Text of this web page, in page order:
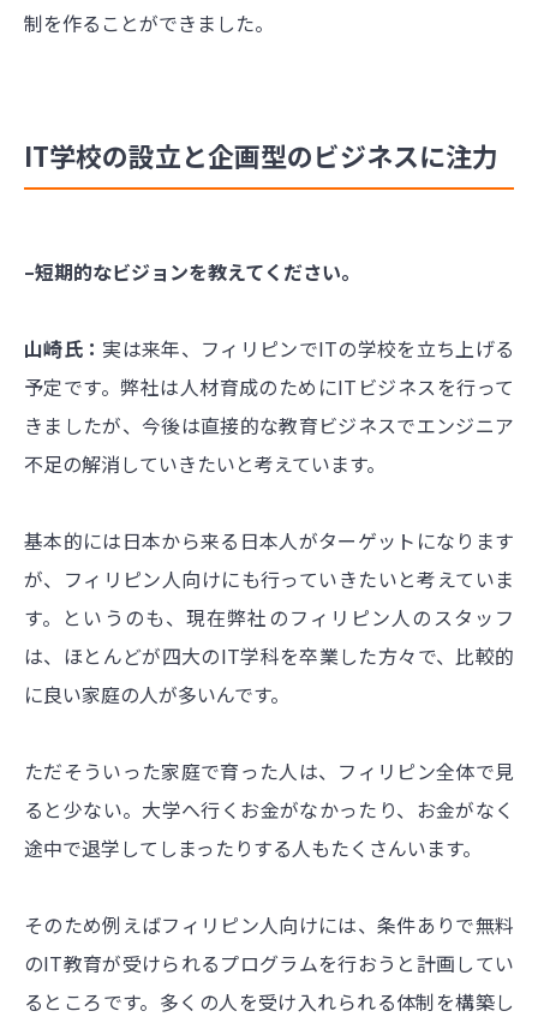
制を作ることができました。
IT学校の設立と企画型のビジネスに注力
–短期的なビジョンを教えてください。
山崎氏： 実は来年、フィリピンでITの学校を立ち上げる
予定です。弊社は人材育成のためにITビジネスを行って
きましたが、今後は直接的な教育ビジネスでエンジニア
不足の解消していきたいと考えています。
基本的には日本から来る日本人がターゲットになります
が、フィリピン人向けにも行っていきたいと考えていま
す。というのも、現在弊社のフィリピン人のスタッフ
は、ほとんどが四大のIT学科を卒業した方々で、比較的
に良い家庭の人が多いんです。
ただそういった家庭で育った人は、フィリピン全体で見
ると少ない。大学へ行くお金がなかったり、お金がなく
途中で退学してしまったりする人もたくさんいます。
そのため例えばフィリピン人向けには、条件ありで無料
のIT教育が受けられるプログラムを行おうと計画してい
るところです。多くの人を受け入れられる体制を構築し